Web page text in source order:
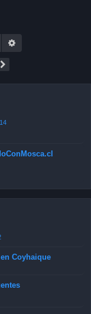
Search
Coyhaique